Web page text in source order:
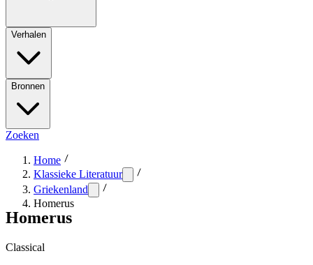
Verhalen
Bronnen
Zoeken
Home
Klassieke Literatuur
Griekenland
Homerus
Homerus
Classical